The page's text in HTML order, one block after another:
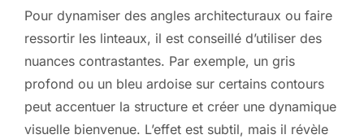
Pour dynamiser des angles architecturaux ou faire
ressortir les linteaux, il est conseillé d’utiliser des
nuances contrastantes. Par exemple, un gris
profond ou un bleu ardoise sur certains contours
peut accentuer la structure et créer une dynamique
visuelle bienvenue. L’effet est subtil, mais il révèle